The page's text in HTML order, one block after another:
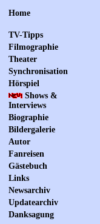
Home
TV-Tipps
Filmographie
Theater
Synchronisation
Hörspiel
Shows &
Interviews
Biographie
Bildergalerie
Autor
Fanreisen
Gästebuch
Links
Newsarchiv
Updatearchiv
Danksagung